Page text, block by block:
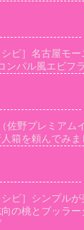
シピ］名古屋モ
ンパル風エビフ
佐野プレミアム
箱を頼んでみま
シピ］シンプル
向の桃とブッラー